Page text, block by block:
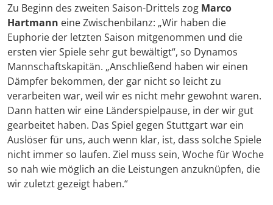
Zu Beginn des zweiten Saison-Drittels zog Marco
Hartmann eine Zwischenbilanz: „Wir haben die
Euphorie der letzten Saison mitgenommen und die
ersten vier Spiele sehr gut bewältigt“, so Dynamos
Mannschaftskapitän. „Anschließend haben wir einen
Dämpfer bekommen, der gar nicht so leicht zu
verarbeiten war, weil wir es nicht mehr gewohnt waren.
Dann hatten wir eine Länderspielpause, in der wir gut
gearbeitet haben. Das Spiel gegen Stuttgart war ein
Auslöser für uns, auch wenn klar, ist, dass solche Spiele
nicht immer so laufen. Ziel muss sein, Woche für Woche
so nah wie möglich an die Leistungen anzuknüpfen, die
wir zuletzt gezeigt haben.“